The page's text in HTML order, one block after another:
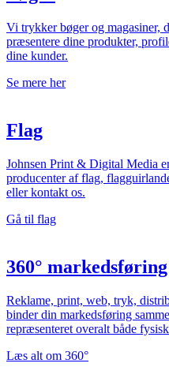
Vi trykker bøger og magasiner,
præsentere dine produkter,
dine kunder.
Se mere her
Flag
Johnsen Print & Digital Media
producenter af flag,
eller kontakt os.
Gå til flag
360° markeds­føring
Reklame, print, web, tryk,
binder din markedsføring
repræsenteret overalt både
Læs alt om 360°